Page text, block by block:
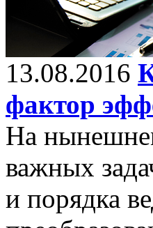
13.08.2016
фактор
На
важных
и порядка